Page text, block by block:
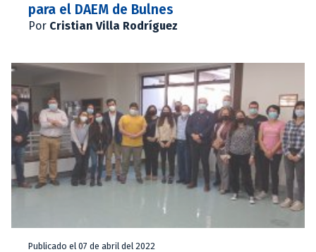
para el DAEM de Bulnes
Por Cristian Villa Rodríguez
Publicado el 07 de abril del 2022